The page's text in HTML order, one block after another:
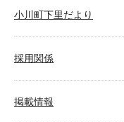
小川町下里だより
採用関係
掲載情報